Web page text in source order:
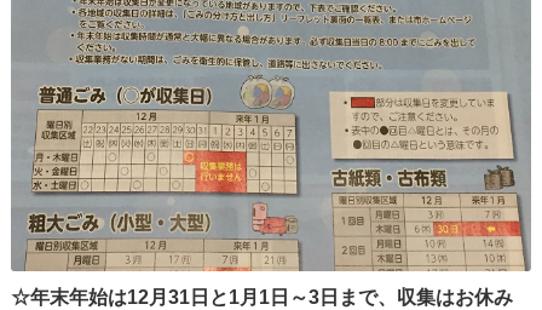
☆年末年始は12月31日と1月1日～3日まで、収集はお休み